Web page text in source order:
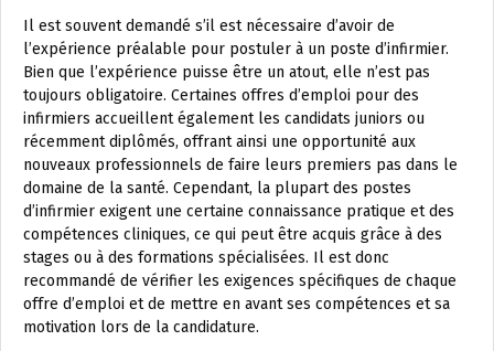
Il est souvent demandé s’il est nécessaire d’avoir de
l’expérience préalable pour postuler à un poste d’infirmier.
Bien que l’expérience puisse être un atout, elle n’est pas
toujours obligatoire. Certaines offres d’emploi pour des
infirmiers accueillent également les candidats juniors ou
récemment diplômés, offrant ainsi une opportunité aux
nouveaux professionnels de faire leurs premiers pas dans le
domaine de la santé. Cependant, la plupart des postes
d’infirmier exigent une certaine connaissance pratique et des
compétences cliniques, ce qui peut être acquis grâce à des
stages ou à des formations spécialisées. Il est donc
recommandé de vérifier les exigences spécifiques de chaque
offre d’emploi et de mettre en avant ses compétences et sa
motivation lors de la candidature.